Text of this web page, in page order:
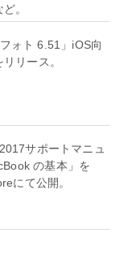
。
ォト 6.51」iOS向
リース。
サポートマニュ
の基本」を
にて公開。